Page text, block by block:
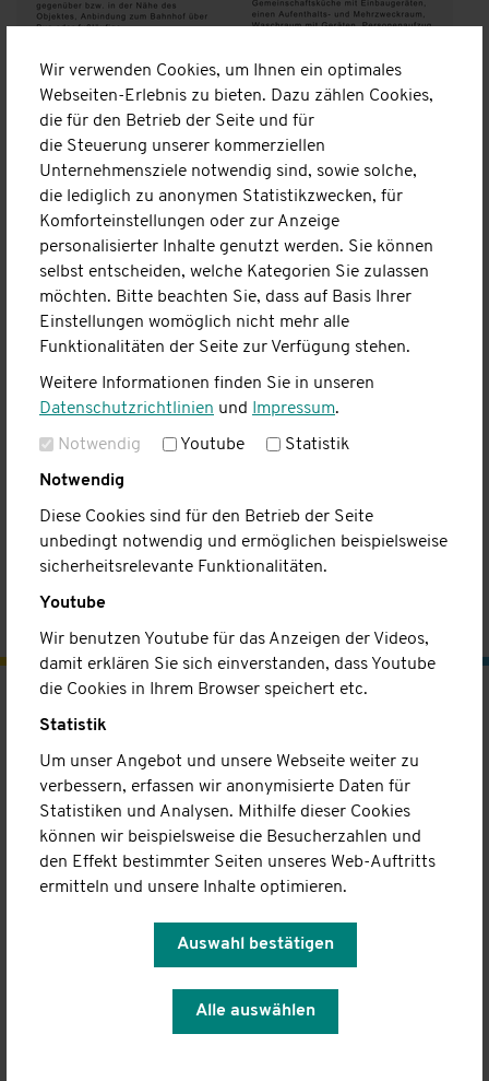
Wir verwenden Cookies, um Ihnen ein optimales
Webseiten-Erlebnis zu bieten. Dazu zählen Cookies,
die für den Betrieb der Seite und für
die Steuerung unserer kommerziellen
Unternehmensziele notwendig sind, sowie solche,
die lediglich zu anonymen Statistikzwecken, für
Komforteinstellungen oder zur Anzeige
personalisierter Inhalte genutzt werden. Sie können
selbst entscheiden, welche Kategorien Sie zulassen
möchten. Bitte beachten Sie, dass auf Basis Ihrer
Einstellungen womöglich nicht mehr alle
Funktionalitäten der Seite zur Verfügung stehen.
Weitere Informationen finden Sie in unseren
Datenschutzrichtlinien und Impressum.
Notwendig Youtube Statistik
Notwendig
Diese Cookies sind für den Betrieb der Seite
unbedingt notwendig und ermöglichen beispielsweise
sicherheitsrelevante Funktionalitäten.
Youtube
Wir benutzen Youtube für das Anzeigen der Videos,
damit erklären Sie sich einverstanden, dass Youtube
die Cookies in Ihrem Browser speichert etc.
Statistik
Um unser Angebot und unsere Webseite weiter zu
verbessern, erfassen wir anonymisierte Daten für
Statistiken und Analysen. Mithilfe dieser Cookies
können wir beispielsweise die Besucherzahlen und
den Effekt bestimmter Seiten unseres Web-Auftritts
ermitteln und unsere Inhalte optimieren.
Auswahl bestätigen
Alle auswählen
In unserer inklusiven Wohngemeinschaft in Hofheim-
Marxheim wird zum 1. Dezember 2025 ein Zimmer frei. Bei
uns leben Menschen mit und ohne Beeinträchtigung
gleichberechtigt zusammen, gestalten ihren Alltag
gemeinsam und unterstützen sich gegenseitig – so viel wie
jeder möchte und kann. Das Haus ist barrierefrei, modern
Rückzugsmöglichkeiten.
Wer Interesse hat, Teil dieser lebendigen WG zu werden,
kann sich gerne bei uns melden!
Weitere Informationen und findet ihr unter folgendem
Bei Interesse, meldet euch unter
Tel.:06192/30920-0
Kinderhaus
Konzept
Infogespräch
A-Z
Team
Kontakt